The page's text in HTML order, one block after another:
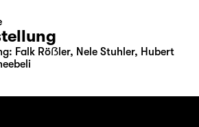
Falk Röẞler, Nele Stuhler, Hubert